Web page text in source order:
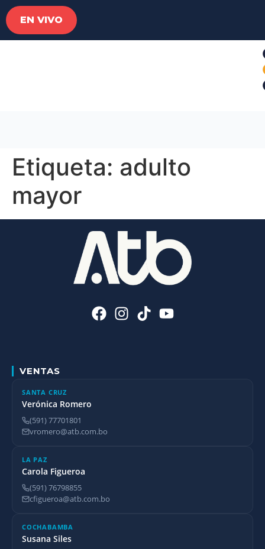
EN VIVO
Etiqueta: adulto
mayor
VENTAS
SANTA CRUZ
Verónica Romero
(591) 77701801
vromero@atb.com.bo
LA PAZ
Carola Figueroa
(591) 76798855
cfigueroa@atb.com.bo
COCHABAMBA
Susana Siles